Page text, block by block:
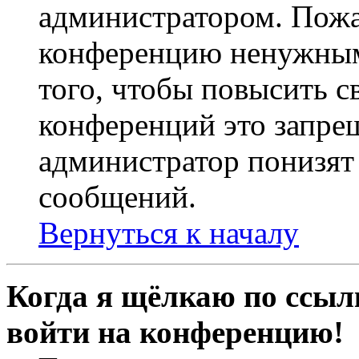
администратором.
конференцию
того, чтобы повысить
конференций это
администратор
сообщений.
Вернуться к началу
Когда я щёлкаю по
войти на конференцию!